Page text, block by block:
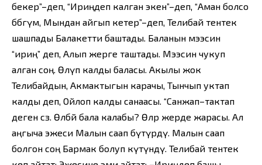
бекер”–деп, “Ириңдеп калган экен”–деп, “Аман болсо
бөбөгүм, Мындан айгып кетер”–деп, Телибай тентек
шашпады Балакетти баштады. Баланын мээсин
“ириң” деп, Алып жерге таштады. Мээсин чукуп
алган соң. Өлүп калды баласы. Акылы жок
Телибайдын, Акмактыгын карачы, Тынчып уктап
калды деп, Ойлоп калды санаасы. “Санжап–тактап
деген сөз. Өлбөй бала калабы? Өлөр жерде жарасы. Ал
аңгыча эжеси Малын саап бүтүрдү. Малын саап
болгон соң Бармак болуп күтүндү. Телибай тентек